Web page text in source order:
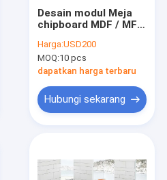
Desain modul Meja
chipboard MDF / MFC
oranye kabinet alas
ponsel
Harga:USD200
MOQ:10 pcs
dapatkan harga terbaru
Hubungi sekarang